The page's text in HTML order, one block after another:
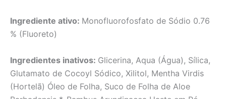
Ingrediente ativo: Monofluorofosfato de Sódio 0.76
% (Fluoreto)
Ingredientes inativos: Glicerina, Aqua (Água), Sílica,
Glutamato de Cocoyl Sódico, Xilitol, Mentha Virdis
(Hortelã) Óleo de Folha, Suco de Folha de Aloe